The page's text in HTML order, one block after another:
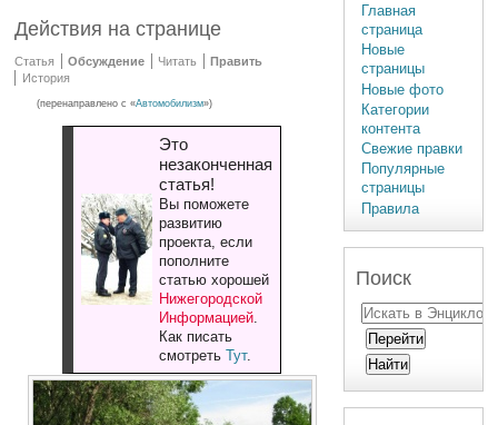
Действия на странице
Статья Обсуждение Читать
Править
История
(перенаправлено с «Автомобилизм»)
Это
незаконченная
статья!
Вы поможете
развитию
проекта, если
пополните
статью хорошей
Нижегородской
Информацией.
Как писать
смотреть Тут.
Главная
страница
Новые
страницы
Новые фото
Категории
контента
Свежие правки
Популярные
страницы
Правила
Поиск